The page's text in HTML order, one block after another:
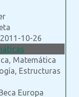
10-26
Matemática
Estructuras
Europa